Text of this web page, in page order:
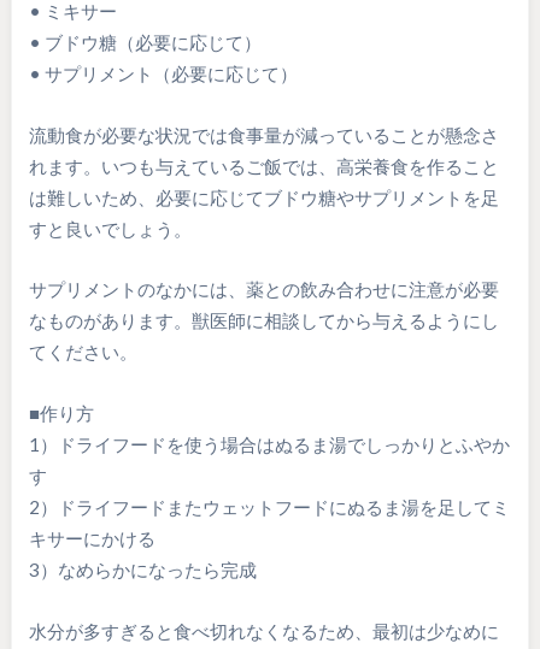
• ミキサー
• ブドウ糖（必要に応じて）
• サプリメント（必要に応じて）
流動食が必要な状況では食事量が減っていることが懸念さ
れます。いつも与えているご飯では、高栄養食を作ること
は難しいため、必要に応じてブドウ糖やサプリメントを足
すと良いでしょう。
サプリメントのなかには、薬との飲み合わせに注意が必要
なものがあります。獣医師に相談してから与えるようにし
てください。
■作り方
1）ドライフードを使う場合はぬるま湯でしっかりとふやか
す
2）ドライフードまたウェットフードにぬるま湯を足してミ
キサーにかける
3）なめらかになったら完成
水分が多すぎると食べ切れなくなるため、最初は少なめに